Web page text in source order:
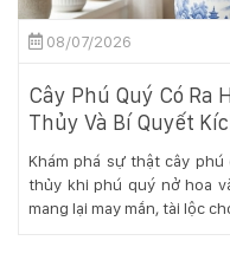
08/07/2026
Cây Phú Quý Có Ra
Thủy Và Bí Quyết
Khám phá sự thật cây
thủy khi phú quý nở hoa
mang lại may mắn, tài lộc